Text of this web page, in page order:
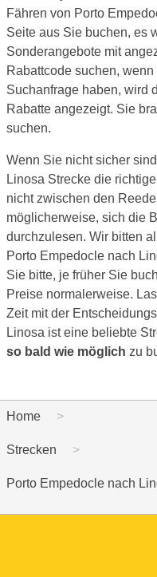
Fähren von Porto
Seite aus Sie buchen, es
Sonderangebote mit
Rabattcode suchen,
Suchanfrage haben, wird
Rabatte angezeigt. Sie
suchen.
Wenn Sie nicht sicher
Linosa Strecke die
nicht zwischen den
möglicherweise, sich die
durchzulesen. Wir bitten
Porto Empedocle nach
Sie bitte, je früher Sie
Preise normalerweise.
Zeit mit der
Linosa ist eine beliebte
so bald wie möglich zu
Home
Strecken
Porto Empedocle nach